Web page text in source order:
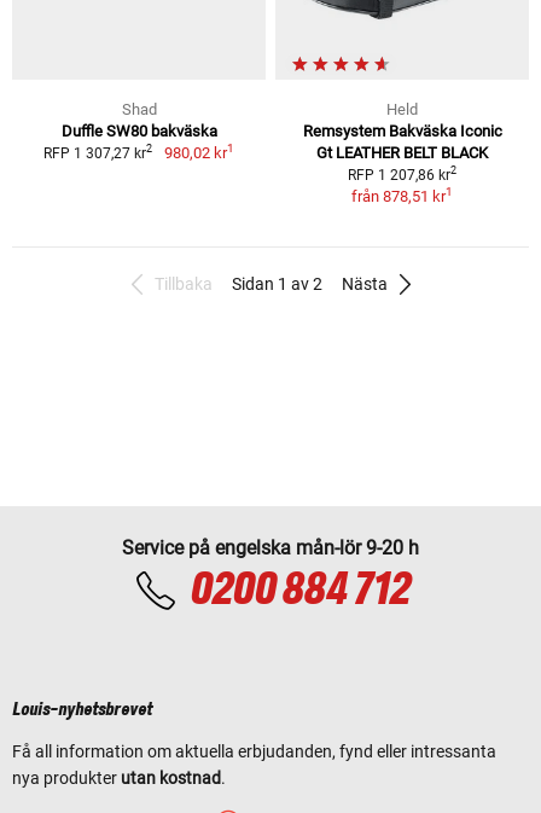
Shad
Duffle SW80 bakväska
RFP 1 307,27 kr2 980,02 kr1
Held
Remsystem Bakväska Iconic
Gt LEATHER BELT BLACK
RFP 1 207,86 kr2
från 878,51 kr1
Tillbaka Sidan 1 av 2 Nästa
Service på engelska mån-lör 9-20 h
0200 884 712
Louis-nyhetsbrevet
Få all information om aktuella erbjudanden, fynd eller intressanta
nya produkter utan kostnad.